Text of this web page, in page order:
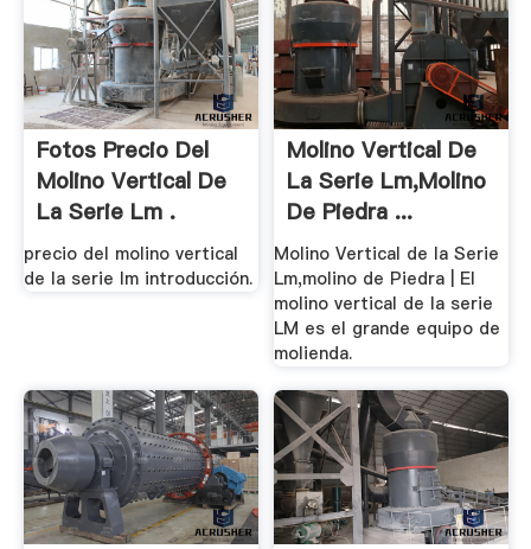
Fotos Precio Del
Molino Vertical De
La Serie Lm .
precio del molino vertical
de la serie lm introducción.
Molino Vertical De
La Serie Lm,molino
De Piedra ...
Molino Vertical de la Serie
Lm,molino de Piedra | El
molino vertical de la serie
LM es el grande equipo de
molienda.